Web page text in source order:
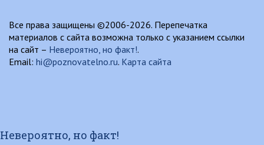
Все права защищены ©2006-2026. Перепечатка
материалов с сайта возможна только с указанием ссылки
на сайт – Невероятно, но факт!.
Email: hi@poznovatelno.ru. Карта сайта
Невероятно, но факт!